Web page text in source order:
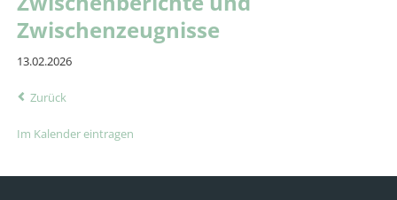
Zwischenzeugnisse
13.02.2026
Zurück
Im Kalender eintragen